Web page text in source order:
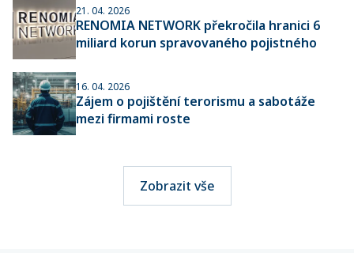
21. 04. 2026
RENOMIA NETWORK překročila hranici 6
miliard korun spravovaného pojistného
16. 04. 2026
Zájem o pojištění terorismu a sabotáže
mezi firmami roste
Zobrazit vše